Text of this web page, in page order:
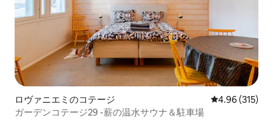
ロヴァニエミのコテージ レビュー315
4.96 (315)
ガーデンコテージ29 -薪の温水サウナ＆駐車場